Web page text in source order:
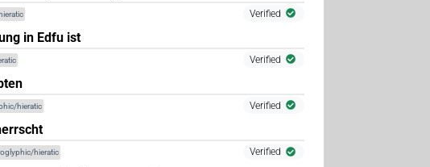
,9
1)
Verified
in Edfu ist
Verified
hieratic Verified
hieratic Verified